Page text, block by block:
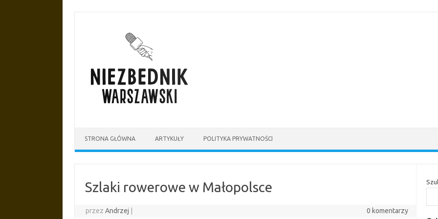
STRONA GŁÓWNA ARTYKUŁY POLITYKA PRYWATNOŚCI
Szlaki rowerowe w Małopolsce
przezAndrzej 0 komentarzy